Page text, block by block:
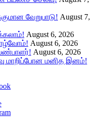
வேறுபாடு! August 7,
August 6, 2026
August 6, 2026
August 6, 2026
மாறிப்போன மனித இனம்!